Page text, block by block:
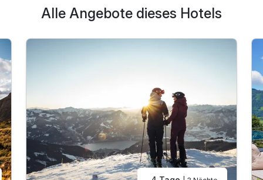
Alle Angebote dieses Hotels